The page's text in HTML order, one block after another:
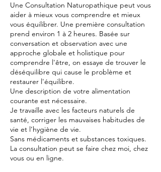
Une Consultation Naturopathique peut vous
aider à mieux vous comprendre et mieux
vous équilibrer. Une première consultation
prend environ 1 à 2 heures. Basée sur
conversation et observation avec une
approche globale et holistique pour
comprendre l'être, on essaye de trouver le
déséquilibre qui cause le problème et
restaurer l'équilibre.
Une description de votre alimentation
courante est nécessaire.
Je travaille avec les facteurs naturels de
santé, corriger les mauvaises habitudes de
vie et l’hygiène de vie.
Sans médicaments et substances toxiques.
La consultation peut se faire chez moi, chez
vous ou en ligne.